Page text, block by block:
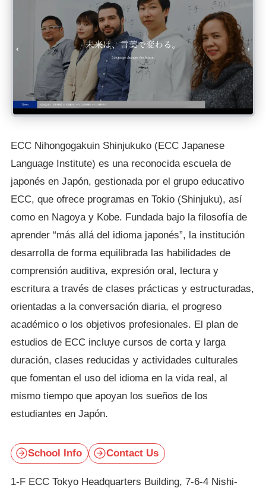
ECC Nihongogakuin Shinjukuko (ECC Japanese
Language Institute) es una reconocida escuela de
japonés en Japón, gestionada por el grupo educativo
ECC, que ofrece programas en Tokio (Shinjuku), así
como en Nagoya y Kobe. Fundada bajo la filosofía de
aprender “más allá del idioma japonés”, la institución
desarrolla de forma equilibrada las habilidades de
comprensión auditiva, expresión oral, lectura y
escritura a través de clases prácticas y estructuradas,
orientadas a la conversación diaria, el progreso
académico o los objetivos profesionales. El plan de
estudios de ECC incluye cursos de corta y larga
duración, clases reducidas y actividades culturales
que fomentan el uso del idioma en la vida real, al
mismo tiempo que apoyan los sueños de los
estudiantes en Japón.
School Info Contact Us
1-F ECC Tokyo Headquarters Building, 7-6-4 Nishi-